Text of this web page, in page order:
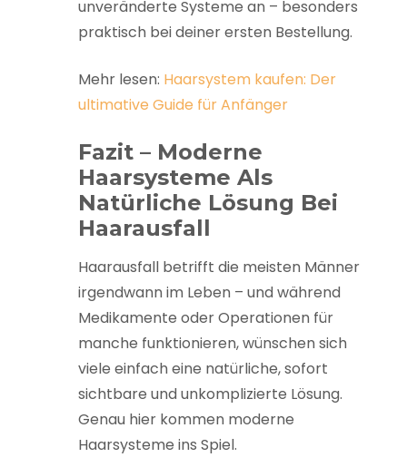
unveränderte Systeme an – besonders
praktisch bei deiner ersten Bestellung.
Mehr lesen: Haarsystem kaufen: Der
ultimative Guide für Anfänger
Fazit – Moderne
Haarsysteme Als
Natürliche Lösung Bei
Haarausfall
Haarausfall betrifft die meisten Männer
irgendwann im Leben – und während
Medikamente oder Operationen für
manche funktionieren, wünschen sich
viele einfach eine natürliche, sofort
sichtbare und unkomplizierte Lösung.
Genau hier kommen moderne
Haarsysteme ins Spiel.